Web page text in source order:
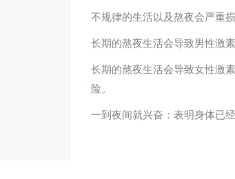
不规律的生活以及熬夜会严重
长期的熬夜生活会导致男性激
长期的熬夜生活会导致女性激
险。
一到夜间就兴奋：表明身体已